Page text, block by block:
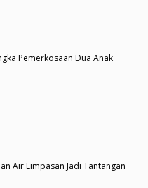
Pemerkosaan Dua Anak
Air Limpasan Jadi Tantangan